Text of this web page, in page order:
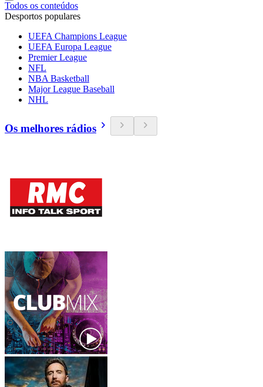
Todos os conteúdos
Desportos populares
UEFA Champions League
UEFA Europa League
Premier League
NFL
NBA Basketball
Major League Baseball
NHL
Os melhores rádios